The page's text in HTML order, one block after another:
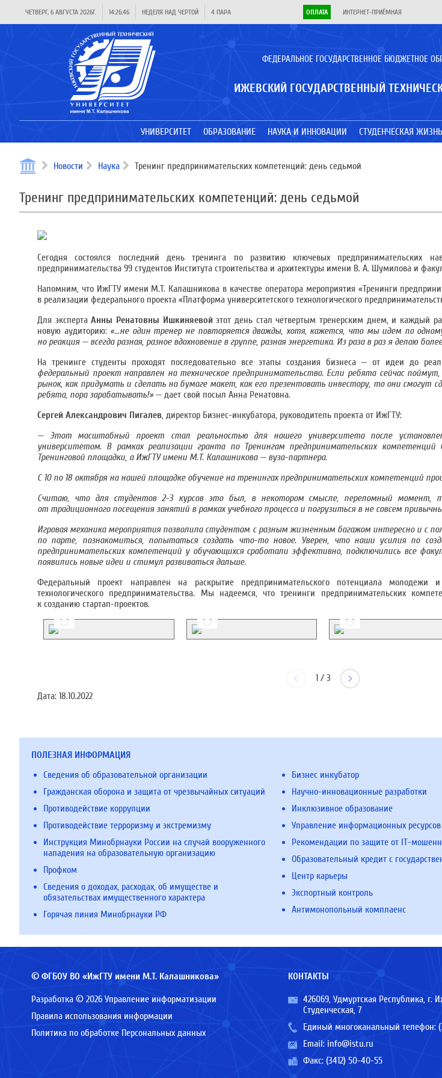
ЧЕТВЕРГ, 6 АВГУСТА 2026Г. 14:26:47 НЕДЕЛЯ НАД ЧЕРТОЙ 4 ПАРА ОПЛАТА ИНТЕРНЕТ-ПРИЁМНАЯ
ФЕДЕРАЛЬНОЕ ГОСУДАРСТВЕННОЕ БЮДЖЕТНОЕ
ИЖЕВСКИЙ ГОСУДАРСТВЕННЫЙ
УНИВЕРСИТЕТ ОБРАЗОВАНИЕ НАУКА И ИННОВАЦИИ СТУДЕНЧЕСКАЯ ЖИЗНЬ
Новости Наука Тренинг предпринимательских компетенций: день седьмой
Тренинг предпринимательских компетенций: день седьмой
Сегодня состоялся последний день тренинга по развитию ключевых предпринимательских
предпринимательства 99 студентов Института строительства и архитектуры имени В. А. Шумилова и
Напомним, что ИжГТУ имени М.Т. Калашникова в качестве оператора мероприятия «Тренинги
в реализации федерального проекта «Платформа университетского технологического
Для экспертаАнны Ренатовны Ишкиняевойэтот день стал четвертым тренерским днем, и каждый
новую аудиторию: «...не один тренер не повторяется дважды, хотя, кажется, что мы идем по
но реакция — всегда разная, разное вдохновение в группе, разная энергетика. Из раза в раз я делаю
На тренинге студенты проходят последовательно все этапы создания бизнеса — от идеи до
федеральный проект направлен на техническое предпринимательство. Если ребята сейчас
рынок, как придумать и сделать на бумаге макет, как его презентовать инвестору, то они смогут
ребята, пора зарабатывать!» — дает свой посыл Анна Ренатовна.
Сергей Александрович Пигалев, директор Бизнес-инкубатора, руководитель проекта от ИжГТУ:
— Этот масштабный проект стал реальностью для нашего университета после
университетом. В рамках реализации гранта по Тренингам предпринимательских
Тренинговой площадки, а ИжГТУ имени М.Т. Калашникова — вуза-партнера.
С 10 по 18 октября на нашей площадке обучение на тренингах предпринимательских компетенций
Считаю, что для студентов 2-3 курсов это был, в некотором смысле, переломный момент,
от традиционного посещения занятий в рамках учебного процесса и погрузиться в не совсем
Игровая механика мероприятия позволила студентам с разным жизненным багажом интересно и с
по парте, познакомиться, попытаться создать что-то новое. Уверен, что наши усилия по
предпринимательских компетенций у обучающихся сработали эффективно, подключились все
появились новые идеи и стимул развиваться дальше.
Федеральный проект направлен на раскрытие предпринимательского потенциала молодежи
технологического предпринимательства. Мы надеемся, что тренинги предпринимательских
к созданию стартап-проектов.
1/ 3
Дата: 18.10.2022
ПОЛЕЗНАЯ ИНФОРМАЦИЯ
Сведения об образовательной организации
Гражданская оборона и защита от чрезвычайных ситуаций
Противодействие коррупции
Противодействие терроризму и экстремизму
Инструкция Минобрнауки России на случай вооруженного
нападения на образовательную организацию
Профком
Сведения о доходах, расходах, об имуществе и
обязательствах имущественного характера
Горячая линия Минобрнауки РФ
Бизнес инкубатор
Научно-инновационные разработки
Инклюзивное образование
Управление информационных ресурсов
Рекомендации по защите от IT-
Образовательный кредит с
Центр карьеры
Экспортный контроль
Антимонопольный комплаенс
© ФГБОУ ВО «ИжГТУ имени М.Т. Калашникова»
Разработка © 2026 Управление информатизации
Правила использования информации
Политика по обработке Персональных данных
КОНТАКТЫ
426069, Удмуртская Республика, г.
Студенческая, 7
Единый многоканальный телефон:
Email: info@istu.ru
Факс: (3412) 50-40-55